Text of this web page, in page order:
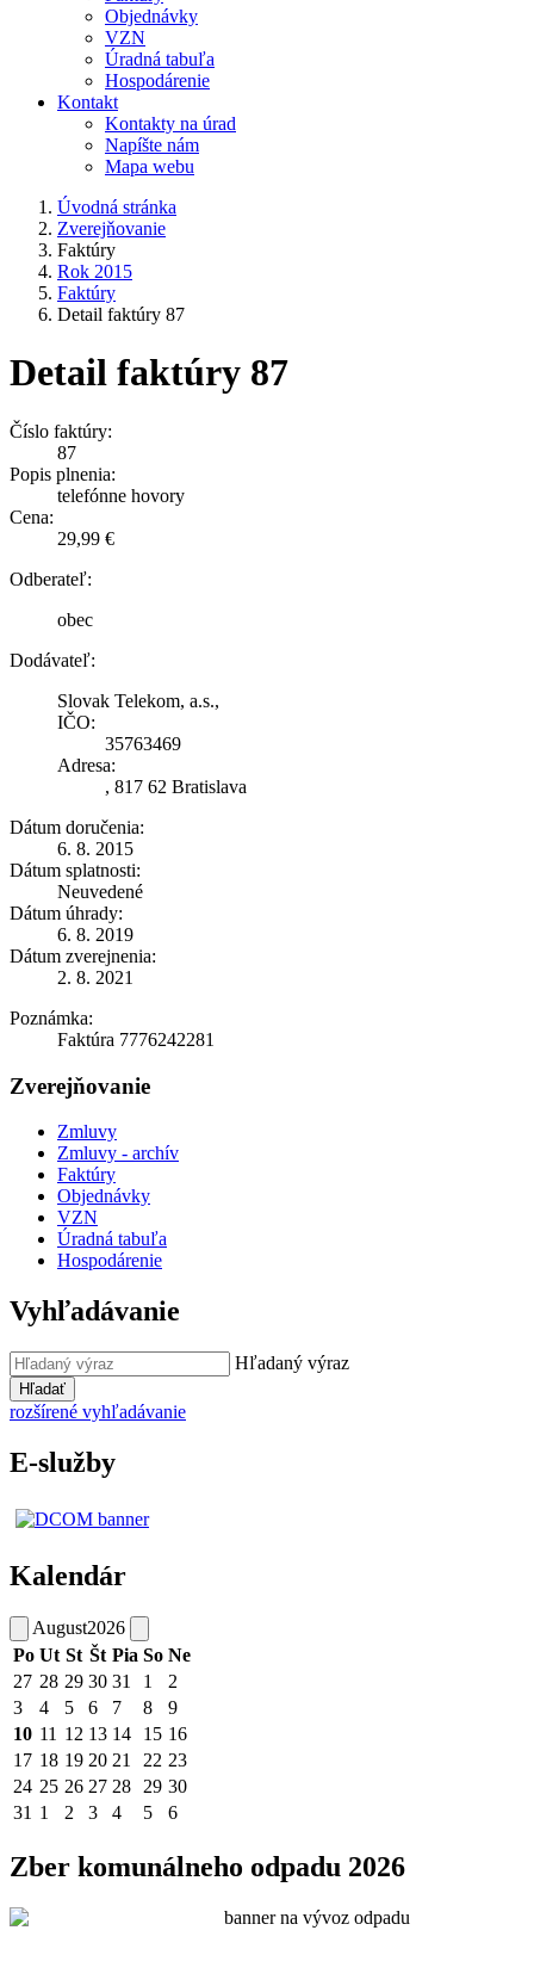
Objednávky
VZN
Úradná tabuľa
Hospodárenie
Kontakt
Kontakty na úrad
Napíšte nám
Mapa webu
Úvodná stránka
Zverejňovanie
Faktúry
Rok 2015
Faktúry
Detail faktúry 87
Detail faktúry 87
Číslo faktúry:
87
Popis plnenia:
telefónne hovory
Cena:
29,99 €
Odberateľ:
obec
Dodávateľ:
Slovak Telekom, a.s.,
IČO:
35763469
Adresa:
, 817 62 Bratislava
Dátum doručenia:
6. 8. 2015
Dátum splatnosti:
Neuvedené
Dátum úhrady:
6. 8. 2019
Dátum zverejnenia:
2. 8. 2021
Poznámka:
Faktúra 7776242281
Zverejňovanie
Zmluvy
Zmluvy - archív
Faktúry
Objednávky
VZN
Úradná tabuľa
Hospodárenie
Vyhľadávanie
Hľadaný výraz
Hľadať
rozšírené vyhľadávanie
E-služby
Kalendár
August2026
Po Ut St Št Pia So Ne
27 28 29 30 31 1
2
3
4 5 6 7 8
9
10 11 12 13 14 15 16
17 18 19 20 21 22 23
24 25 26 27 28 29 30
31 1 2 3 4 5 6
Zber komunálneho odpadu 2026